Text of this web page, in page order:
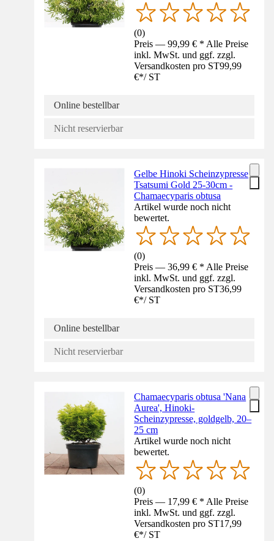
(0)
Preis — 99,99 € * Alle Preise
inkl. MwSt. und ggf. zzgl.
Versandkosten pro ST99,99
€*/ ST
Online bestellbar
Nicht reservierbar
Gelbe Hinoki Scheinzypresse
Tsatsumi Gold 25-30cm -
Chamaecyparis obtusa
Artikel wurde noch nicht
bewertet.
(0)
Preis — 36,99 € * Alle Preise
inkl. MwSt. und ggf. zzgl.
Versandkosten pro ST36,99
€*/ ST
Online bestellbar
Nicht reservierbar
Chamaecyparis obtusa 'Nana
Aurea', Hinoki-
Scheinzypresse, goldgelb, 20–
25 cm
Artikel wurde noch nicht
bewertet.
(0)
Preis — 17,99 € * Alle Preise
inkl. MwSt. und ggf. zzgl.
Versandkosten pro ST17,99
€*/ ST